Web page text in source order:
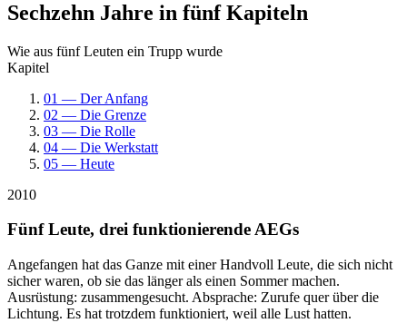
Sechzehn Jahre in fünf Kapiteln
Wie aus fünf Leuten ein Trupp wurde
Kapitel
01 — Der Anfang
02 — Die Grenze
03 — Die Rolle
04 — Die Werkstatt
05 — Heute
2010
Fünf Leute, drei funktionierende AEGs
Angefangen hat das Ganze mit einer Handvoll Leute, die sich nicht
sicher waren, ob sie das länger als einen Sommer machen.
Ausrüstung: zusammengesucht. Absprache: Zurufe quer über die
Lichtung. Es hat trotzdem funktioniert, weil alle Lust hatten.